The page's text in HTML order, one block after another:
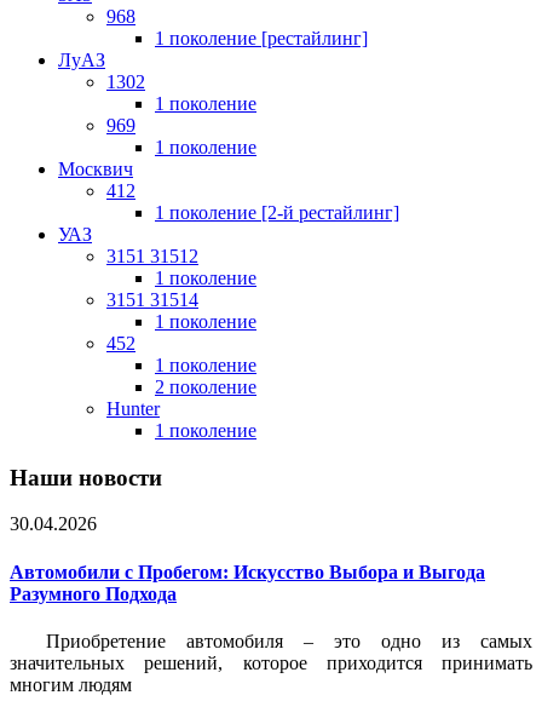
968
1 поколение [рестайлинг]
ЛуАЗ
1302
1 поколение
969
1 поколение
Москвич
412
1 поколение [2-й рестайлинг]
УАЗ
3151 31512
1 поколение
3151 31514
1 поколение
452
1 поколение
2 поколение
Hunter
1 поколение
Наши новости
30.04.2026
Автомобили с Пробегом: Искусство Выбора и Выгода
Разумного Подхода
Приобретение автомобиля – это одно из самых
значительных решений, которое приходится принимать
многим людям